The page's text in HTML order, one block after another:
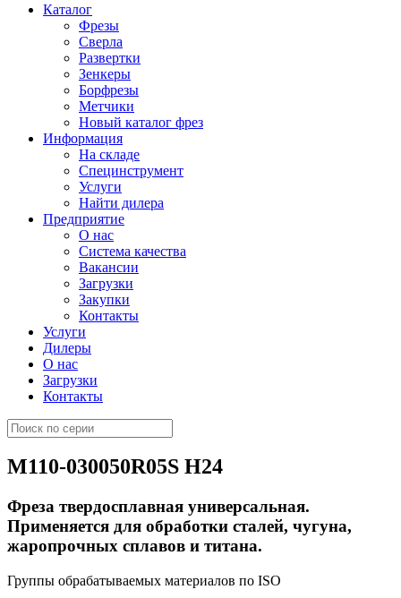
Каталог
Фрезы
Сверла
Развертки
Зенкеры
Борфрезы
Метчики
Новый каталог фрез
Информация
На складе
Специнструмент
Услуги
Найти дилера
Предприятие
О нас
Система качества
Вакансии
Загрузки
Закупки
Контакты
Услуги
Дилеры
О нас
Загрузки
Контакты
M110-030050R05S H24
Фреза твердосплавная универсальная.
Применяется для обработки сталей, чугуна,
жаропрочных сплавов и титана.
Группы обрабатываемых материалов по ISO